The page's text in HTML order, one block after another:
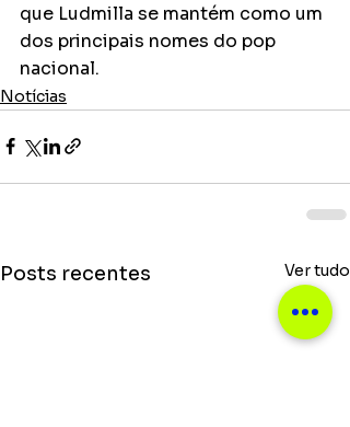
que Ludmilla se mantém como um
dos principais nomes do pop
nacional.
Notícias
Posts recentes Ver tudo